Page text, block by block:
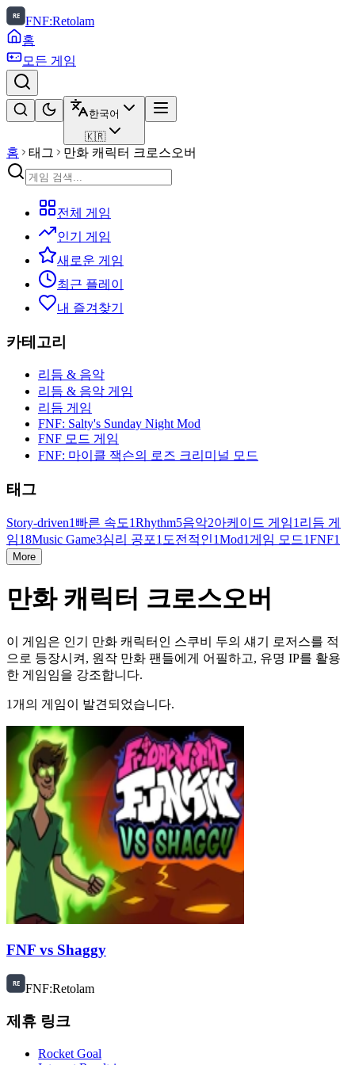
FNF:Retolam
홈
모든 게임
한국어
🇰🇷
홈 태그 만화 캐릭터 크로스오버
전체 게임
인기 게임
새로운 게임
최근 플레이
내 즐겨찾기
카테고리
리듬 & 음악
리듬 & 음악 게임
리듬 게임
FNF: Salty's Sunday Night Mod
FNF 모드 게임
FNF: 마이클 잭슨의 로즈 크리미널 모드
태그
Story-driven1 빠른 속도1Rhythm5음악2아케이드 게임1 리듬 게
임18Music Game3심리 공포1 도전적인1Mod1게임 모드1FNF1
More
만화 캐릭터 크로스오버
이 게임은 인기 만화 캐릭터인 스쿠비 두의 섀기 로저스를 적
으로 등장시켜, 원작 만화 팬들에게 어필하고, 유명 IP를 활용
한 게임임을 강조합니다.
1개의 게임이 발견되었습니다.
FNF vs Shaggy
FNF:Retolam
제휴 링크
Rocket Goal